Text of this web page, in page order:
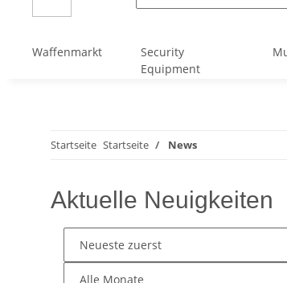
Waffenmarkt
Security
Equipment
Startseite Startseite News
Aktuelle Neuigkeiten